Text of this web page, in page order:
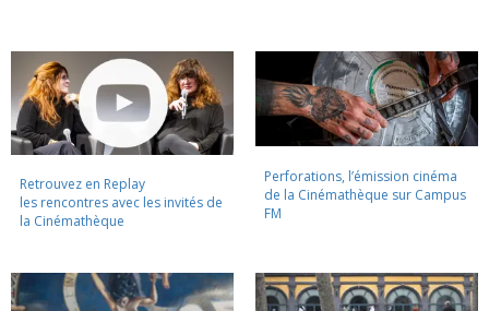
Retrouvez en Replay
les rencontres avec les invités de
la Cinémathèque
Perforations, l’émission cinéma
de la Cinémathèque sur Campus
FM